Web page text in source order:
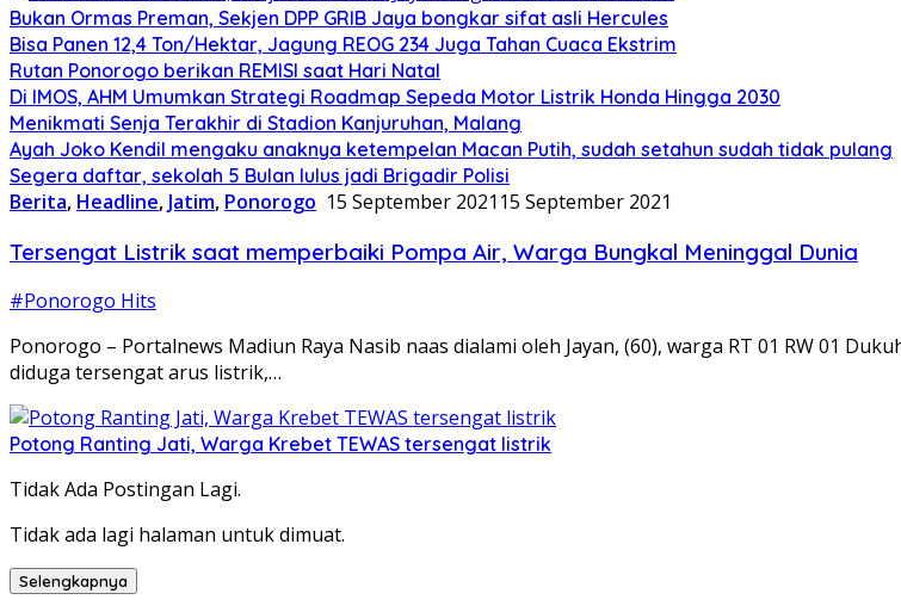
Bukan Ormas Preman, Sekjen DPP GRIB Jaya bongkar sifat asli Hercules
Bisa Panen 12,4 Ton/Hektar, Jagung REOG 234 Juga Tahan Cuaca Ekstrim
Rutan Ponorogo berikan REMISI saat Hari Natal
Di IMOS, AHM Umumkan Strategi Roadmap Sepeda Motor Listrik Honda Hingga 2030
Menikmati Senja Terakhir di Stadion Kanjuruhan, Malang
Ayah Joko Kendil mengaku anaknya ketempelan Macan Putih, sudah setahun sudah tidak pulang
Segera daftar, sekolah 5 Bulan lulus jadi Brigadir Polisi
Berita, Headline, Jatim, Ponorogo 15 September 2021 15 September 2021
Tersengat Listrik saat memperbaiki Pompa Air, Warga Bungkal Meninggal Dunia
#Ponorogo Hits
Ponorogo – Portalnews Madiun Raya Nasib naas dialami oleh Jayan, (60), warga RT 01 RW 01
diduga tersengat arus listrik,…
Potong Ranting Jati, Warga Krebet TEWAS tersengat listrik
Tidak Ada Postingan Lagi.
Tidak ada lagi halaman untuk dimuat.
Selengkapnya